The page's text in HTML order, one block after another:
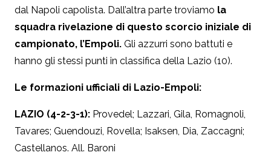
dal Napoli capolista. Dall’altra parte troviamo la
squadra rivelazione di questo scorcio iniziale di
campionato, l’Empoli. Gli azzurri sono battuti e
hanno gli stessi punti in classifica della Lazio (10).
Le formazioni ufficiali di Lazio-Empoli:
LAZIO (4-2-3-1): Provedel; Lazzari, Gila, Romagnoli,
Tavares; Guendouzi, Rovella; Isaksen, Dia, Zaccagni;
Castellanos. All. Baroni